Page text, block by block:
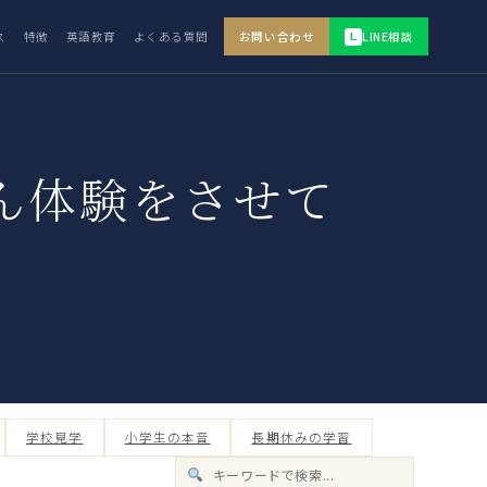
特徴 英語教育 よくある質問 お問い合わせ L LINE相談
体験をさせて
学校見学 小学生の本音 長期休みの学習